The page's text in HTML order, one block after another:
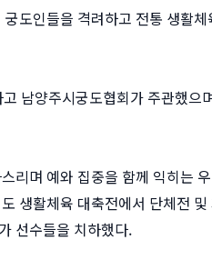
도인들을 격려하고 전통 생활
남양주시궁도협회가 주관했으
리며 예와 집중을 함께 익히는
생활체육 대축전에서 단체전
선수들을 치하했다.